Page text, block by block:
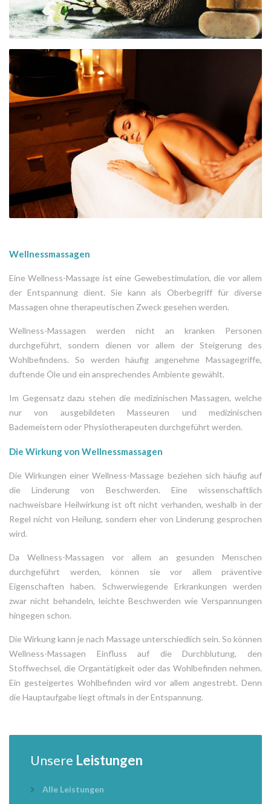
Wellnessmassagen
Eine Wellness-Massage ist eine Gewebestimulation, die vor allem
der Entspannung dient. Sie kann als Oberbegriff für diverse
Massagen ohne therapeutischen Zweck gesehen werden.
Wellness-Massagen werden nicht an kranken Personen
durchgeführt, sondern dienen vor allem der Steigerung des
Wohlbefindens. So werden häufig angenehme Massagegriffe,
duftende Öle und ein ansprechendes Ambiente gewählt.
Im Gegensatz dazu stehen die medizinischen Massagen, welche
nur von ausgebildeten Masseuren und medizinischen
Bademeistern oder Physiotherapeuten durchgeführt werden.
Die Wirkung von Wellnessmassagen
Die Wirkungen einer Wellness-Massage beziehen sich häufig auf
die Linderung von Beschwerden. Eine wissenschaftlich
nachweisbare Heilwirkung ist oft nicht verhanden, weshalb in der
Regel nicht von Heilung, sondern eher von Linderung gesprochen
wird.
Da Wellness-Massagen vor allem an gesunden Menschen
durchgeführt werden, können sie vor allem präventive
Eigenschaften haben. Schwerwiegende Erkrankungen werden
zwar nicht behandeln, leichte Beschwerden wie Verspannungen
hingegen schon.
Die Wirkung kann je nach Massage unterschiedlich sein. So können
Wellness-Massagen Einfluss auf die Durchblutung, den
Stoffwechsel, die Organtätigkeit oder das Wohlbefinden nehmen.
Ein gesteigertes Wohlbefinden wird vor allem angestrebt. Denn
die Hauptaufgabe liegt oftmals in der Entspannung.
Unsere Leistungen
Alle Leistungen